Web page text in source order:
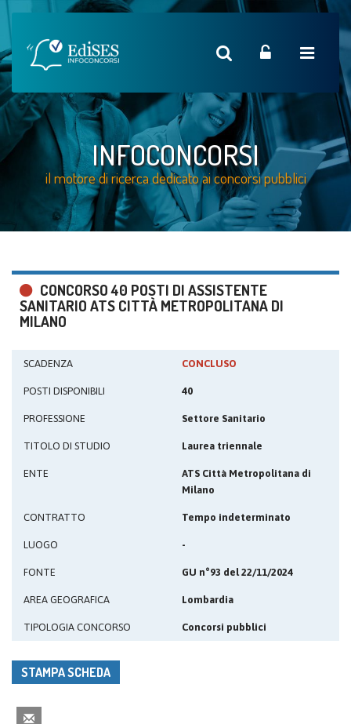
INFOCONCORSI
il motore di ricerca dedicato ai concorsi pubblici
CONCORSO 40 POSTI DI ASSISTENTE
SANITARIO ATS CITTÀ METROPOLITANA DI
MILANO
SCADENZA CONCLUSO
POSTI DISPONIBILI 40
PROFESSIONE Settore Sanitario
TITOLO DI STUDIO Laurea triennale
ENTE
ATS Città Metropolitana di
Milano
CONTRATTO Tempo indeterminato
LUOGO -
FONTE GU n°93 del 22/11/2024
AREA GEOGRAFICA Lombardia
TIPOLOGIA CONCORSO Concorsi pubblici
STAMPA SCHEDA